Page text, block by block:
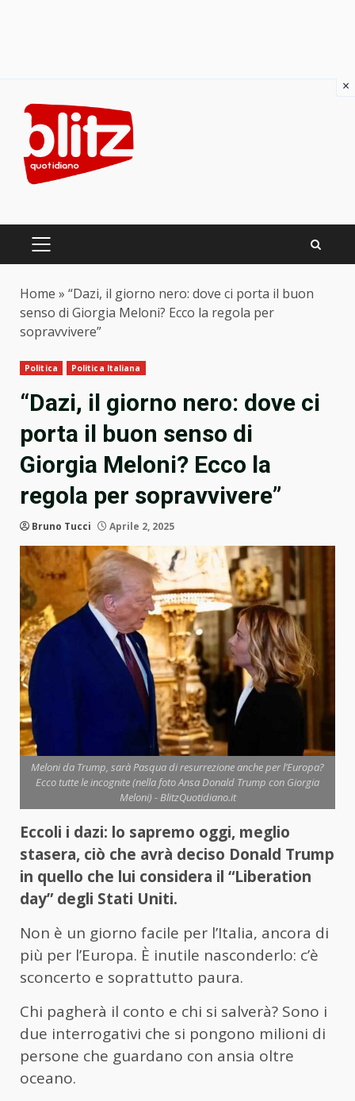
content
PRIMARY
Home » “Dazi, il giorno nero: dove ci porta il buon
senso di Giorgia Meloni? Ecco la regola per
sopravvivere”
Politica Politica Italiana
“Dazi, il giorno nero: dove ci
porta il buon senso di
Giorgia Meloni? Ecco la
regola per sopravvivere”
Bruno Tucci Aprile 2, 2025
Meloni da Trump, sarà Pasqua di resurrezione anche per l’Europa?
Ecco tutte le incognite (nella foto Ansa Donald Trump con Giorgia
Meloni) - BlitzQuotidiano.it
Eccoli i dazi: lo sapremo oggi, meglio
stasera, ciò che avrà deciso Donald Trump
in quello che lui considera il “Liberation
day” degli Stati Uniti.
Non è un giorno facile per l’Italia, ancora di
più per l’Europa. È inutile nasconderlo: c’è
sconcerto e soprattutto paura.
Chi pagherà il conto e chi si salverà? Sono i
due interrogativi che si pongono milioni di
persone che guardano con ansia oltre
oceano.
×